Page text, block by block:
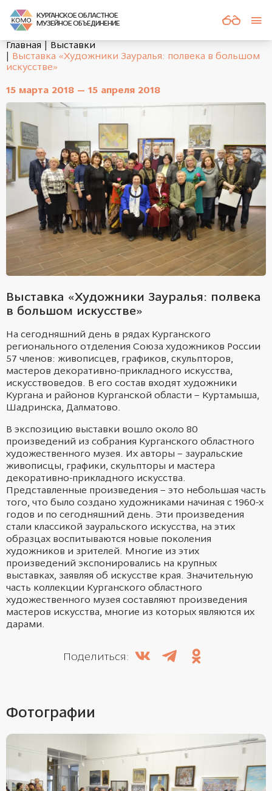
КУРГАНСКОЕ ОБЛАСТНОЕ
МУЗЕЙНОЕ ОБЪЕДИНЕНИЕ
Главная
Выставки
Выставка «Художники Зауралья: полвека в большом
искусстве»
Выставка «Художники Зауралья: полвека
в большом искусстве»
На сегодняшний день в рядах Курганского
регионального отделения Союза художников России
57 членов: живописцев, графиков, скульпторов,
мастеров декоративно-прикладного искусства,
искусствоведов. В его состав входят художники
Кургана и районов Курганской области – Куртамыша,
Шадринска, Далматово.
В экспозицию выставки вошло около 80
произведений из собрания Курганского областного
художественного музея. Их авторы – зауральские
живописцы, графики, скульпторы и мастера
декоративно-прикладного искусства.
Представленные произведения – это небольшая часть
того, что было создано художниками начиная с 1960-х
годов и по сегодняшний день. Эти произведения
стали классикой зауральского искусства, на этих
образцах воспитываются новые поколения
художников и зрителей. Многие из этих
произведений экспонировались на крупных
выставках, заявляя об искусстве края. Значительную
часть коллекции Курганского областного
художественного музея составляют произведения
мастеров искусства, многие из которых являются их
дарами.
Поделиться:
15 марта 2018 — 15 апреля 2018
Фотографии